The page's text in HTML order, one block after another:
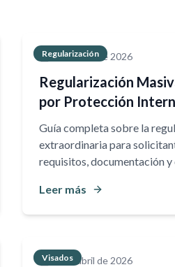
Regularización
20 de abril de 2026
Regularización
por Protección
Solicitantes de Asilo
Guía completa sobre la
extraordinaria para
requisitos, documentación y
1155/2024.
Leer más
Visados
20 de abril de 2026